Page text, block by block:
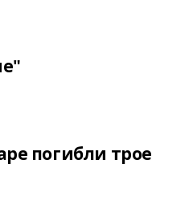
погибли трое